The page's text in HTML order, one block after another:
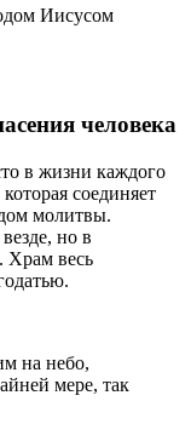
Иисусом
человека
в жизни каждого
соединяет
молитвы.
но в
Храм весь
на небо,
мере, так